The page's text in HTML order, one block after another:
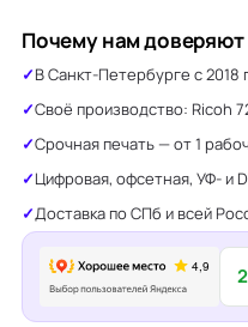
Почему нам доверяют
В Санкт-Петербурге с 2018
Своё производство: Ricoh
Срочная печать — от 1
Цифровая, офсетная, УФ- и
Доставка по СПб и всей